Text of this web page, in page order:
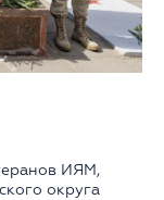
ИЯМ,
округа